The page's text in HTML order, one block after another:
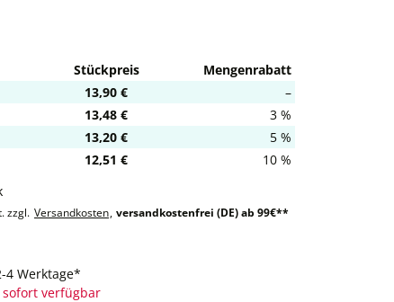
Stückpreis
Mengenrabatt
13,90 €
–
13,48 €
3 %
13,20 €
5 %
12,51 €
10 %
zzgl. Versandkosten, versandkostenfrei (DE) ab 99€**
4 Werktage*
verfügbar